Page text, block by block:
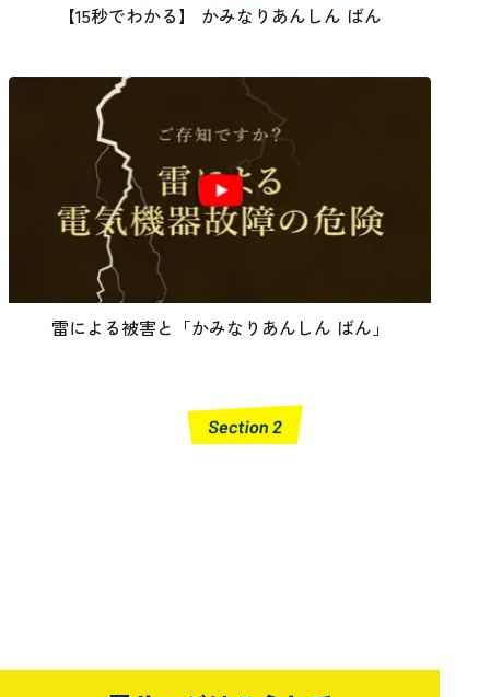
【15秒でわかる】 かみなりあんしん ばん
雷による被害と「かみなりあんしん ばん」